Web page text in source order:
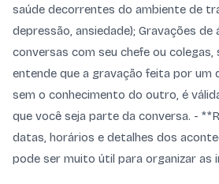
saúde decorrentes do ambiente de
depressão, ansiedade); Gravações de
conversas com seu chefe ou colegas,
entende que a gravação feita por um
sem o conhecimento do outro, é
que você seja parte da conversa. -
datas, horários e detalhes dos
pode ser muito útil para organizar as